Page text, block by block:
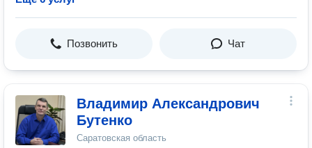
Позвонить Чат
Владимир Александрович
Бутенко
Саратовская область